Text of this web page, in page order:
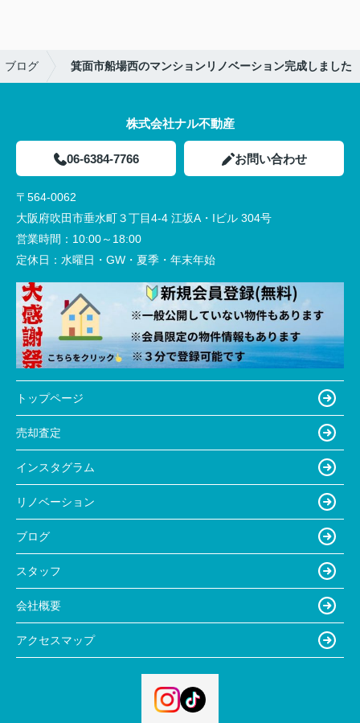
ブログ 箕面市船場西のマンションリノベーション完成しました
株式会社ナル不動産
06-6384-7766 お問い合わせ
〒564-0062
大阪府吹田市垂水町３丁目4-4 江坂A・Iビル 304号
営業時間： 10:00～18:00
定休日： 水曜日・GW・夏季・年末年始
トップページ
売却査定
インスタグラム
リノベーション
ブログ
スタッフ
会社概要
アクセスマップ